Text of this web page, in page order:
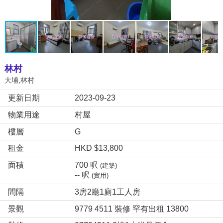
林村
大埔,林村
更新日期
2023-09-23
物業用途
村屋
樓層
G
租金
HKD $13,800
面積
700 呎(建築)
-- 呎(實用)
間隔
3房2廳1廁1工人房
景觀
9779 4511 裝修 罕有出租 13800